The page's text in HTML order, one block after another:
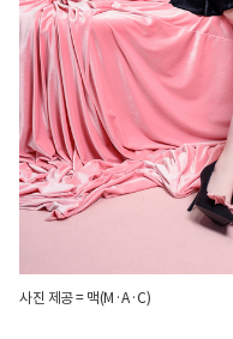
사진 제공 = 맥(M·A·C)